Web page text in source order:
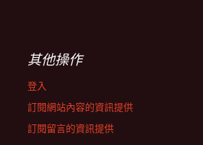
其他操作
登入
訂閱網站內容的資訊提供
訂閱留言的資訊提供